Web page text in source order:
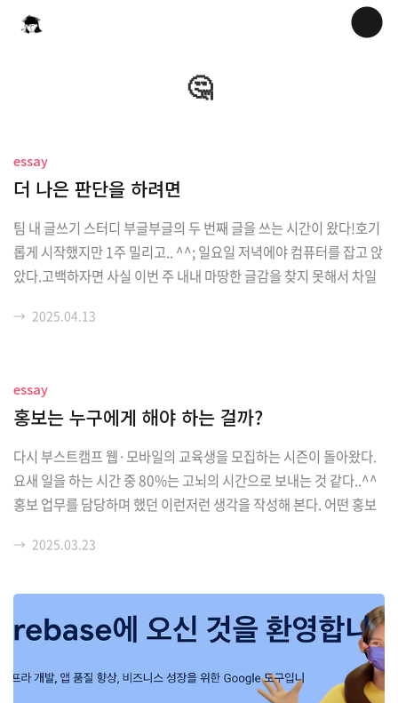
🤔
essay
더 나은 판단을 하려면
팀 내 글쓰기 스터디 부글부글의 두 번째 글을 쓰는 시간이 왔다!호기
롭게 시작했지만 1주 밀리고.. ^^; 일요일 저녁에야 컴퓨터를 잡고 앉
았다.고백하자면 사실 이번 주 내내 마땅한 글감을 찾지 못해서 차일
로 ^^ 홍보 업무를 하면서 다양한 지표들이 발생한다.올해 광고를 돌
을 때도 있었다.거의 상상하지도 못했던 지표여서 처음에는 신나기도
했지만, 조금만 떨어져도 (그래도 여전히 작년보단 낫지만) 소재를 바
보며 항상 고민하는 건, 결국..
→ 2025.04.13
essay
홍보는 누구에게 해야 하는 걸까?
다시 부스트캠프 웹·모바일의 교육생을 모집하는 시즌이 돌아왔다.
요새 일을 하는 시간 중 80%는 고뇌의 시간으로 보내는 것 같다..^^
홍보 업무를 담당하며 했던 이런저런 생각을 작성해 본다. 어떤 홍보
풋을 강조하면서. 예를 들어 다이어트 제품 광고는 '일주일 만에 5kg
의 인생이 변합니다' 라든가.. 이런 아웃풋을 보면 자연스럽게 해당 효
과가 적용된 내 모습을 상상하게 된다. 사람에 따라서는 5kg 감량이
필요하지 않을 수도 있고, 딱히 인생의 변화가 필요하지 않을 수도 있
다. 이런 경우는 본인이 뭘 원하는지 명확히 아는 것 같다. 분명 많은
→ 2025.03.23